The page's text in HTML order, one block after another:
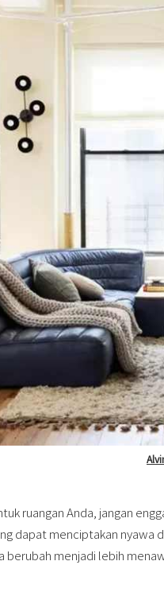
ruangan Anda, jangan
dapat menciptakan nyawa
berubah menjadi lebih